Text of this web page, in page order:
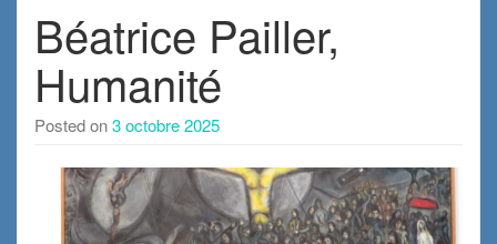
Béatrice Pailler,
Humanité
Posted on3 octobre 2025